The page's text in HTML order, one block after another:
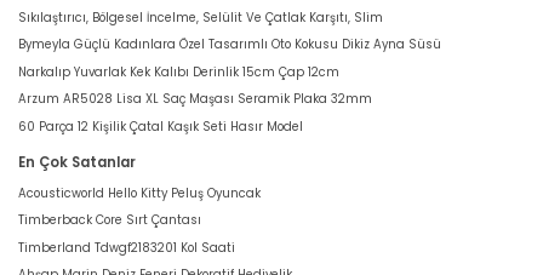
Sıkılaştırıcı, Bölgesel İncelme, Selülit Ve Çatlak Karşıtı, Slim
Bymeyla Güçlü Kadınlara Özel Tasarımlı Oto Kokusu Dikiz Ayna Süsü
Narkalıp Yuvarlak Kek Kalıbı Derinlik 15cm Çap 12cm
Arzum AR5028 Lisa XL Saç Maşası Seramik Plaka 32mm
60 Parça 12 Kişilik Çatal Kaşık Seti Hasır Model
En Çok Satanlar
Acousticworld Hello Kitty Peluş Oyuncak
Timberback Core Sırt Çantası
Timberland Tdwgf2183201 Kol Saati